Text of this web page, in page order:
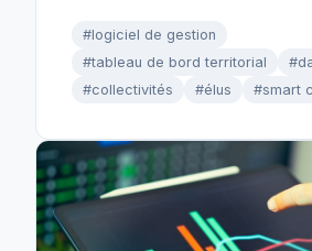
#logiciel de gestion
#tableau de bord territorial
#collectivités
#élus #smart